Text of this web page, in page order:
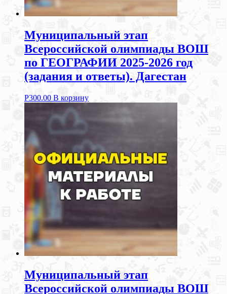
Муниципальный этап
Всероссийской олимпиады ВОШ
по ГЕОГРАФИИ 2025-2026 год
(задания и ответы). Дагестан
Р300.00 В корзину
Муниципальный этап
Всероссийской олимпиады ВОШ